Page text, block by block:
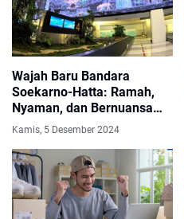
Wajah Baru Bandara
Soekarno-Hatta: Ramah,
Nyaman, dan Bernuansa
Budaya
Kamis, 5 Desember 2024